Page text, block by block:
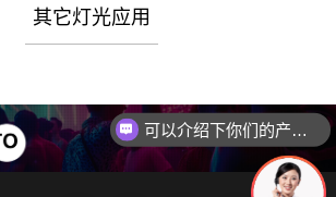
其它灯光应用